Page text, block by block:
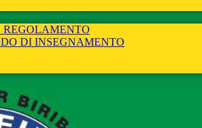
REGOLAMENTO
DI INSEGNAMENTO